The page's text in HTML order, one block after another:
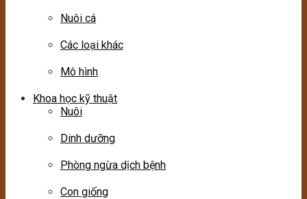
Nuôi cá
Các loại khác
Mô hình
Khoa học kỹ thuật
Nuôi
Dinh dưỡng
Phòng ngừa dịch bệnh
Con giống